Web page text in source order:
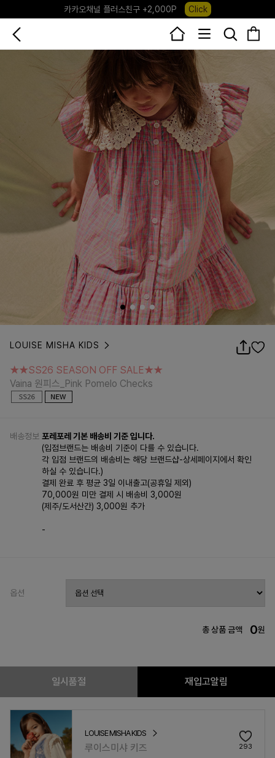
카카오채널 플러스친구 +2,000P
Click
포레포레 앱 다운로드 +3,000P
Down
LOUISE MISHA KIDS
Vaina 원피스_Pink Pomelo Checks
★★SS26 SEASON OFF SALE★★
Vaina 원피스_Pink Pomelo Checks
배송정보 포레포레 기본 배송비 기준 입니다.
(입점브랜드는 배송비 기준이 다를 수 있습니다.
각 입점 브랜드의 배송비는 해당 브랜드샵-상세페이지에서 확인
하실 수 있습니다.)
결제 완료 후 평균 3일 이내출고(공휴일 제외)
70,000원 미만 결제 시 배송비 3,000원
(제주/도서산간) 3,000원 추가
-
옵션
총 상품 금액 0원
일시품절 재입고알림
LOUISE MISHA KIDS
루이스미샤 키즈 293